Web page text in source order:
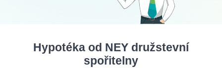
Hypotéka od NEY družstevní
spořitelny